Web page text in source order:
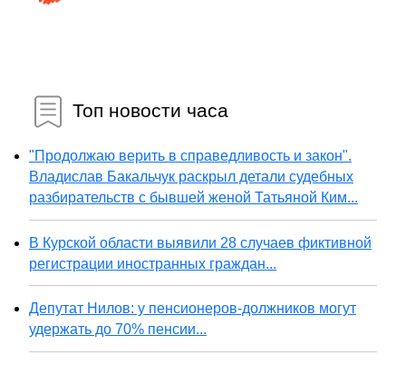
Топ новости часа
"Продолжаю верить в справедливость и закон".
Владислав Бакальчук раскрыл детали судебных
разбирательств с бывшей женой Татьяной Ким...
В Курской области выявили 28 случаев фиктивной
регистрации иностранных граждан...
Депутат Нилов: у пенсионеров-должников могут
удержать до 70% пенсии...